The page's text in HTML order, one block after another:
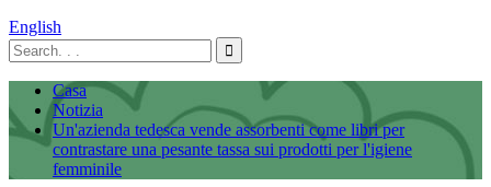
English
Casa
Notizia
Un'azienda tedesca vende assorbenti come libri per
contrastare una pesante tassa sui prodotti per l'igiene
femminile